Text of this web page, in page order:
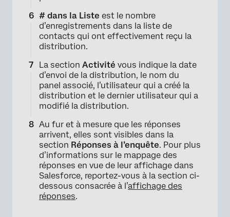
# dans la Liste est le nombre
d’enregistrements dans la liste de
contacts qui ont effectivement reçu la
distribution.
La section Activité vous indique la date
d’envoi de la distribution, le nom du
panel associé, l’utilisateur qui a créé la
distribution et le dernier utilisateur qui a
modifié la distribution.
Au fur et à mesure que les réponses
arrivent, elles sont visibles dans la
section Réponses à l’enquête. Pour plus
d’informations sur le mappage des
réponses en vue de leur affichage dans
Salesforce, reportez-vous à la section ci-
dessous consacrée à l’affichage des
réponses.